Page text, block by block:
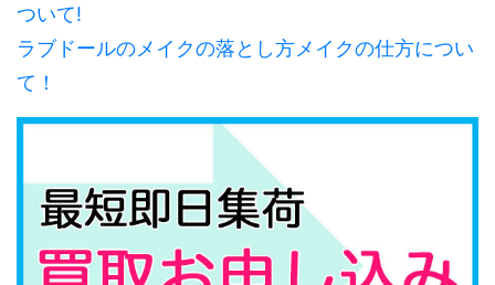
ついて!
ラブドールのメイクの落とし方メイクの仕方につい
て！